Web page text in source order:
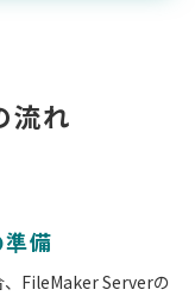
流れ
備
FileMaker Serverの